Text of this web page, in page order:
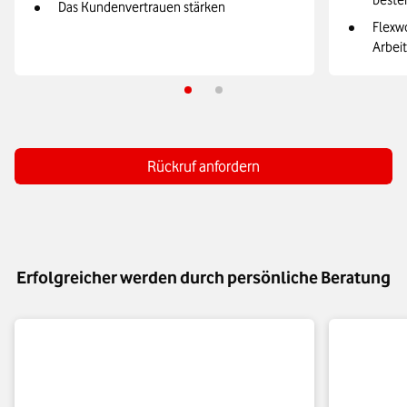
Das Kundenvertrauen stärken
Rückruf anfordern
Erfolgreicher werden durch persönliche Beratung